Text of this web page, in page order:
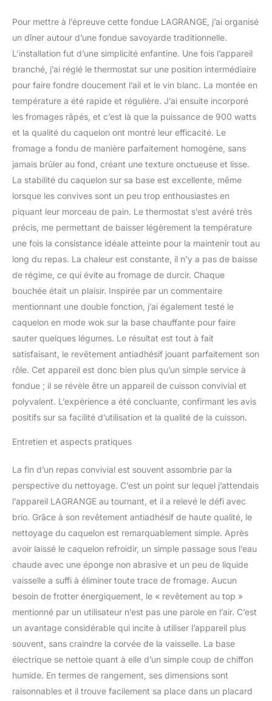
Pour mettre à l’épreuve cette fondue LAGRANGE, j’ai organisé
un dîner autour d’une fondue savoyarde traditionnelle.
L’installation fut d’une simplicité enfantine. Une fois l’appareil
branché, j’ai réglé le thermostat sur une position intermédiaire
pour faire fondre doucement l’ail et le vin blanc. La montée en
température a été rapide et régulière. J’ai ensuite incorporé
les fromages râpés, et c’est là que la puissance de 900 watts
et la qualité du caquelon ont montré leur efficacité. Le
fromage a fondu de manière parfaitement homogène, sans
jamais brûler au fond, créant une texture onctueuse et lisse.
La stabilité du caquelon sur sa base est excellente, même
lorsque les convives sont un peu trop enthousiastes en
piquant leur morceau de pain. Le thermostat s’est avéré très
précis, me permettant de baisser légèrement la température
une fois la consistance idéale atteinte pour la maintenir tout au
long du repas. La chaleur est constante, il n’y a pas de baisse
de régime, ce qui évite au fromage de durcir. Chaque
bouchée était un plaisir. Inspirée par un commentaire
mentionnant une double fonction, j’ai également testé le
caquelon en mode wok sur la base chauffante pour faire
sauter quelques légumes. Le résultat est tout à fait
satisfaisant, le revêtement antiadhésif jouant parfaitement son
rôle. Cet appareil est donc bien plus qu’un simple service à
fondue ; il se révèle être un appareil de cuisson convivial et
polyvalent. L’expérience a été concluante, confirmant les avis
positifs sur sa facilité d’utilisation et la qualité de la cuisson.
Entretien et aspects pratiques
La fin d’un repas convivial est souvent assombrie par la
perspective du nettoyage. C’est un point sur lequel j’attendais
l’appareil LAGRANGE au tournant, et il a relevé le défi avec
brio. Grâce à son revêtement antiadhésif de haute qualité, le
nettoyage du caquelon est remarquablement simple. Après
avoir laissé le caquelon refroidir, un simple passage sous l’eau
chaude avec une éponge non abrasive et un peu de liquide
vaisselle a suffi à éliminer toute trace de fromage. Aucun
besoin de frotter énergiquement, le « revêtement au top »
mentionné par un utilisateur n’est pas une parole en l’air. C’est
un avantage considérable qui incite à utiliser l’appareil plus
souvent, sans craindre la corvée de la vaisselle. La base
électrique se nettoie quant à elle d’un simple coup de chiffon
humide. En termes de rangement, ses dimensions sont
raisonnables et il trouve facilement sa place dans un placard